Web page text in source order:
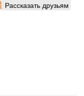
Рассказать друзьям